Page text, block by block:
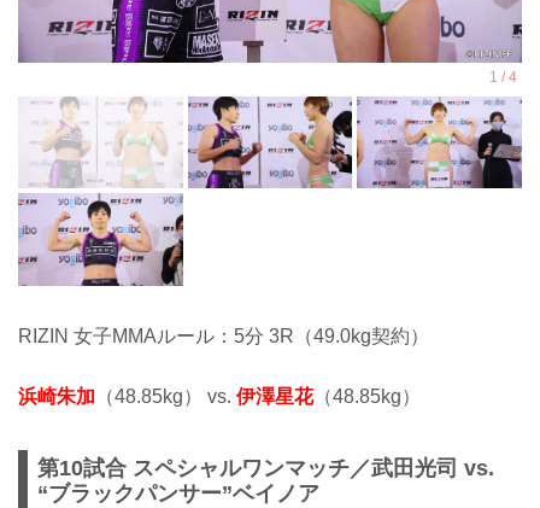
RIZIN 女子MMAルール：5分 3R（49.0kg契約）
浜崎朱加 （48.85kg） vs. 伊澤星花（48.85kg）
第10試合 スペシャルワンマッチ／武田光司 vs.
“ブラックパンサー”ベイノア